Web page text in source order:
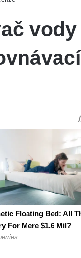
vody